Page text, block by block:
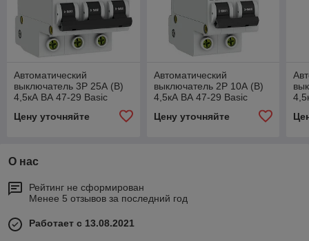
Автоматический
выключатель 3P 25А (B)
4,5кА ВА 47-29 Basic
Цену уточняйте
Автоматический
выключатель 2P 10А (B)
4,5кА ВА 47-29 Basic
Цену уточняйте
О нас
Рейтинг не сформирован
Менее 5 отзывов за последний год
Работает с 13.08.2021